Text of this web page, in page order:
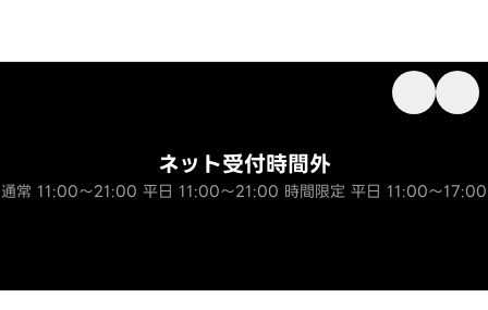
ネット受付時間外
通常 11:00～21:00 平日 11:00～21:00 時間限定 平日 11:00～17:00